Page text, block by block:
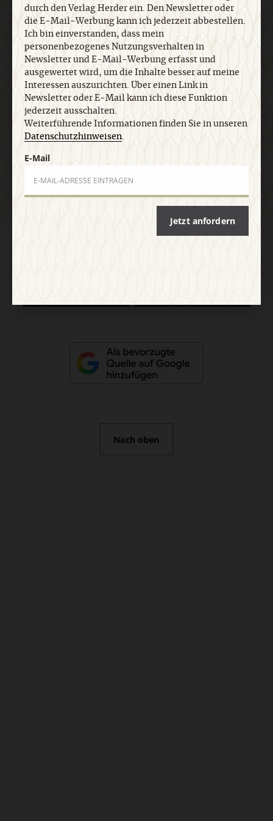
jederzeit ausschalten. Weiterführende
Informationen finden Sie in unseren
Datenschutzhinweisen
E-Mail
Nach oben
durch den Verlag Herder ein. Den Newsletter oder
die E-Mail-Werbung kann ich jederzeit abbestellen.
Ich bin einverstanden, dass mein
personenbezogenes Nutzungsverhalten in
Newsletter und E-Mail-Werbung erfasst und
ausgewertet wird, um die Inhalte besser auf meine
Interessen auszurichten. Über einen Link in
Newsletter oder E-Mail kann ich diese Funktion
jederzeit ausschalten.
Weiterführende Informationen finden Sie in unseren
Datenschutzhinweisen.
E-Mail
Jetzt anfordern